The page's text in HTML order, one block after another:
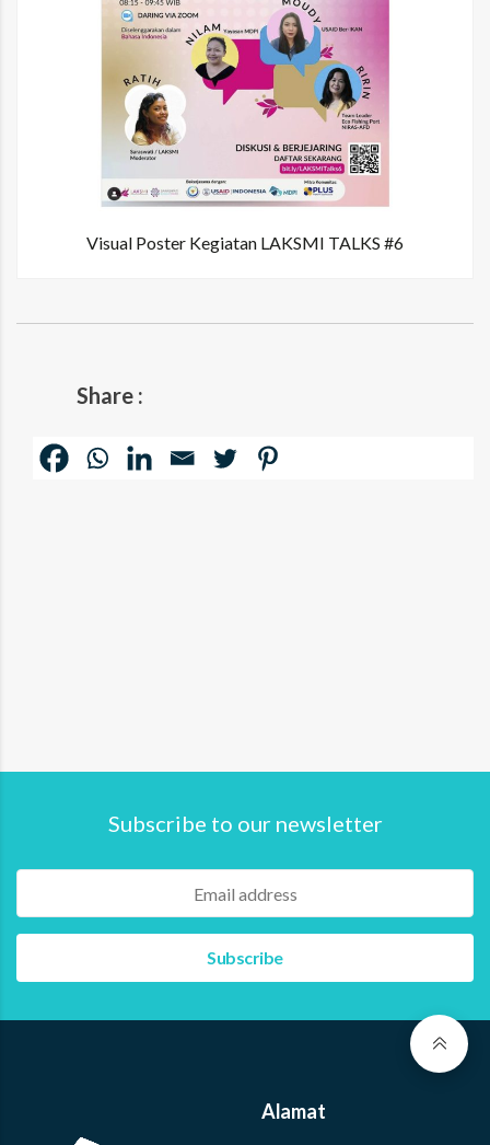
Visual Poster Kegiatan LAKSMI TALKS #6
Share :
Subscribe to our newsletter
Alamat